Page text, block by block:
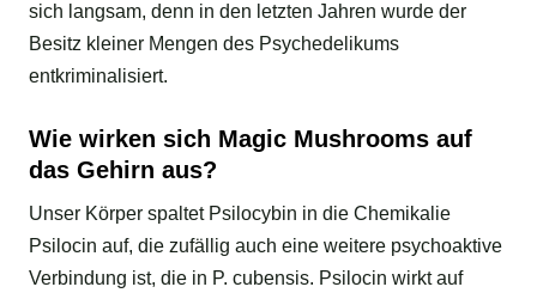
sich langsam, denn in den letzten Jahren wurde der
Besitz kleiner Mengen des Psychedelikums
entkriminalisiert.
Wie wirken sich Magic Mushrooms auf
das Gehirn aus?
Unser Körper spaltet Psilocybin in die Chemikalie
Psilocin auf, die zufällig auch eine weitere psychoaktive
Verbindung ist, die in P. cubensis. Psilocin wirkt auf